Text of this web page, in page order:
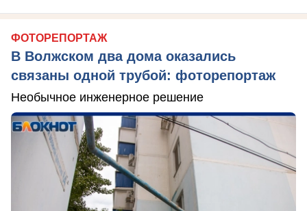
ФОТОРЕПОРТАЖ
В Волжском два дома оказались
связаны одной трубой: фоторепортаж
Необычное инженерное решение